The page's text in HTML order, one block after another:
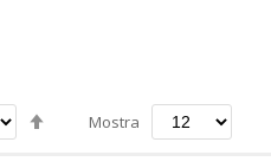
ImpostaMostra